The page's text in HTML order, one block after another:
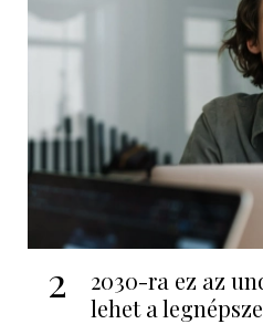
2
2030-ra ez az
lehet a